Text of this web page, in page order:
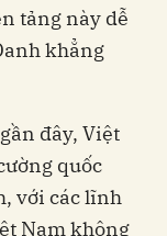
tảng này dễ
khẳng
đây, Việt
quốc
với các lĩnh
Nam không